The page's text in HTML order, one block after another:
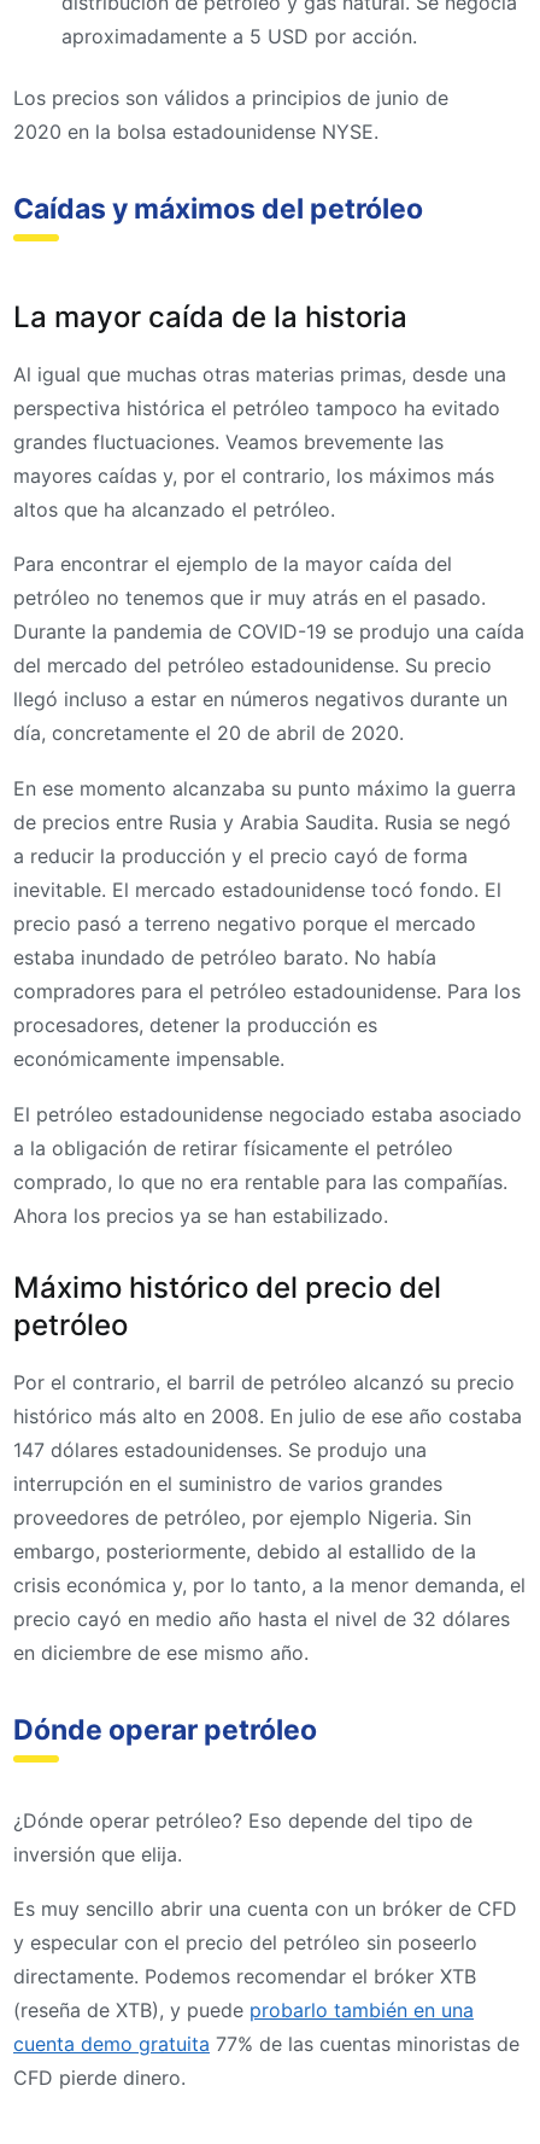
aproximadamente a 5 USD por acción.
Los precios son válidos a principios de junio de
2020 en la bolsa estadounidense NYSE.
Caídas y máximos del petróleo
La mayor caída de la historia
Al igual que muchas otras materias primas, desde una
perspectiva histórica el petróleo tampoco ha evitado
grandes fluctuaciones. Veamos brevemente las
mayores caídas y, por el contrario, los máximos más
altos que ha alcanzado el petróleo.
Para encontrar el ejemplo de la mayor caída del
petróleo no tenemos que ir muy atrás en el pasado.
Durante la pandemia de COVID-19 se produjo una caída
del mercado del petróleo estadounidense. Su precio
llegó incluso a estar en números negativos durante un
día, concretamente el 20 de abril de 2020.
En ese momento alcanzaba su punto máximo la guerra
de precios entre Rusia y Arabia Saudita. Rusia se negó
a reducir la producción y el precio cayó de forma
inevitable. El mercado estadounidense tocó fondo. El
precio pasó a terreno negativo porque el mercado
estaba inundado de petróleo barato. No había
compradores para el petróleo estadounidense. Para los
procesadores, detener la producción es
económicamente impensable.
El petróleo estadounidense negociado estaba asociado
a la obligación de retirar físicamente el petróleo
comprado, lo que no era rentable para las compañías.
Ahora los precios ya se han estabilizado.
Máximo histórico del precio del
petróleo
Por el contrario, el barril de petróleo alcanzó su precio
histórico más alto en 2008. En julio de ese año costaba
147 dólares estadounidenses. Se produjo una
interrupción en el suministro de varios grandes
proveedores de petróleo, por ejemplo Nigeria. Sin
embargo, posteriormente, debido al estallido de la
crisis económica y, por lo tanto, a la menor demanda, el
precio cayó en medio año hasta el nivel de 32 dólares
en diciembre de ese mismo año.
Dónde operar petróleo
¿Dónde operar petróleo? Eso depende del tipo de
inversión que elija.
Es muy sencillo abrir una cuenta con un bróker de CFD
y especular con el precio del petróleo sin poseerlo
directamente. Podemos recomendar el bróker XTB
(reseña de XTB), y puede probarlo también en una
cuenta demo gratuita 77% de las cuentas minoristas de
CFD pierde dinero.